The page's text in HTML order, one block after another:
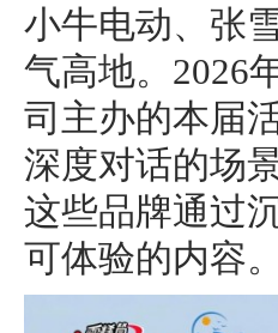
小牛电动、张
气高地。2026
司主办的本届
深度对话的场
这些品牌通过
可体验的内容。